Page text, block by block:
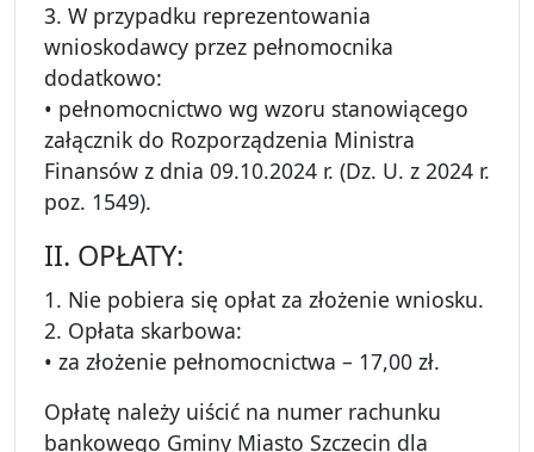
3. W przypadku reprezentowania
wnioskodawcy przez pełnomocnika
dodatkowo:
• pełnomocnictwo wg wzoru stanowiącego
załącznik do Rozporządzenia Ministra
Finansów z dnia 09.10.2024 r. (Dz. U. z 2024 r.
poz. 1549).
II. OPŁATY:
1. Nie pobiera się opłat za złożenie wniosku.
2. Opłata skarbowa:
• za złożenie pełnomocnictwa – 17,00 zł.
Opłatę należy uiścić na numer rachunku
bankowego Gminy Miasto Szczecin dla